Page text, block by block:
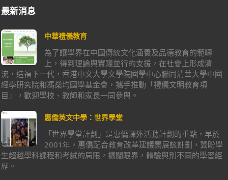
最新消息
中華禮儀教育
為了讓學界在中國傳統文化涵養及品德教育的範疇
上，得到理論與實踐並行的支援，在社會上形成清
流，造福下一代，香港中文大學文學院國學中心聯同清華大學中國
經學研究院和馮燊均國學基金會，攜手推動「禮儀文明教育項
目」，歡迎學校、教師和家長一同參與。
惠僑英文中學：世界學堂
「世界學堂計劃」是惠僑課外活動計劃的重點，早於
2001年，惠僑配合教育改革建議開展該計劃，冀盼學
生超越學科課程和考試的局限，擴闊眼界，體驗與別不同的學習經
歷。